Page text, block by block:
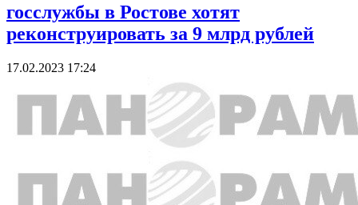
госслужбы в Ростове хотят
реконструировать за 9 млрд рублей
17.02.2023 17:24